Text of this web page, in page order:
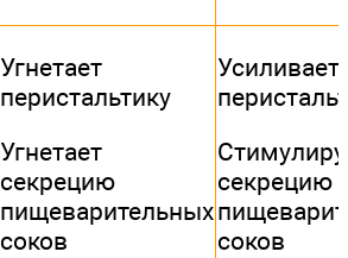
Угнетает
перистальтику
Угнетает
секрецию
пищеварительных
соков
Усиливает
секрецию
соков